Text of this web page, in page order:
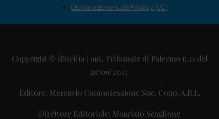
Dichiarazione sulla Privacy (UE)
Copyright © ilSicilia | aut. Tribunale di Palermo n.11 del
29/09/2015
Editore: Mercurio Comunicazione Soc. Coop. A.R.L.
Direttore Editoriale: Maurizio Scaglione